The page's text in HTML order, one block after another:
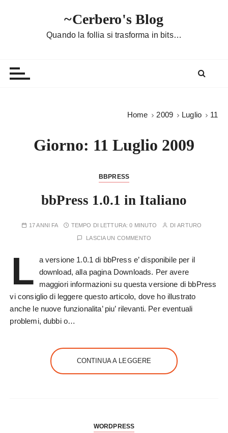
~Cerbero's Blog
Quando la follia si trasforma in bits…
Home 2009 Luglio 11
Giorno: 11 Luglio 2009
BBPRESS
bbPress 1.0.1 in Italiano
17 ANNI FA TEMPO DI LETTURA:0 MINUTO DIARTURO
LASCIA UN COMMENTO
L
a versione 1.0.1 di bbPress e’ disponibile per il
download, alla pagina Downloads. Per avere
maggiori informazioni su questa versione di bbPress
vi consiglio di leggere questo articolo, dove ho illustrato
anche le nuove funzionalita’ piu’ rilevanti. Per eventuali
problemi, dubbi o…
CONTINUA A LEGGERE
WORDPRESS